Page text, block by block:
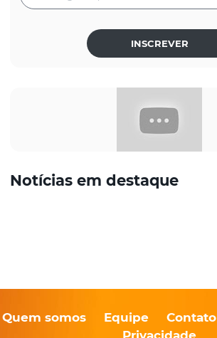
INSCREVER
Notícias em destaque
Quem somos Equipe Contato